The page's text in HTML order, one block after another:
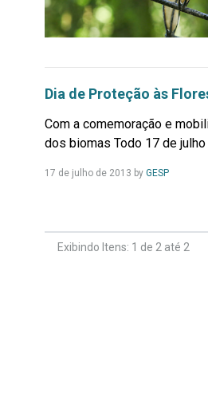
Dia de Proteção às
Com a comemoração e
dos biomas Todo 17 de
17 de julho de 2013 by GESPLeia
Exibindo Itens: 1 de 2 até 2